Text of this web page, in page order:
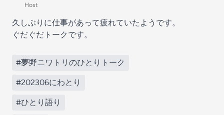
Host
久しぶりに仕事があって疲れていたようです。
ぐだぐだトークです。
#夢野ニワトリのひとりトーク
#202306にわとり
#ひとり語り